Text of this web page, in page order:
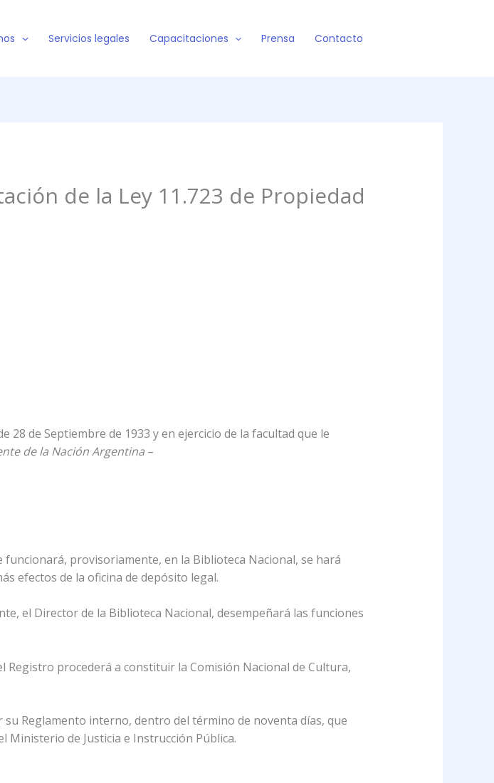
Servicios legales Capacitaciones Prensa Contacto
de la Ley 11.723 de Propiedad
28 de Septiembre de 1933 y en ejercicio de la facultad que le
de la Nación Argentina–
provisoriamente, en la Biblioteca Nacional, se hará
efectos de la oficina de depósito legal.
el Director de la Biblioteca Nacional, desempeñará las funciones
Registro procederá a constituir la Comisión Nacional de Cultura,
Reglamento interno, dentro del término de noventa días, que
de Justicia e Instrucción Pública.